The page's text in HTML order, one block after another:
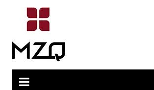
conteúdo